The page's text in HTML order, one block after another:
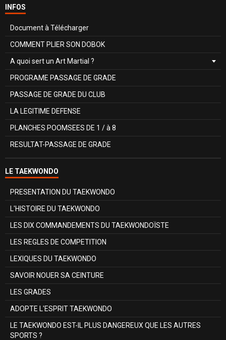
INFOS
Document à Télécharger
COMMENT PLIER SON DOBOK
A quoi sert un Art Martial ?
PROGRAME PASSAGE DE GRADE
PASSAGE DE GRADE DU CLUB
LA LEGITIME DEFENSE
PLANCHES POOMSEES DE 1 / à 8
RESULTAT-PASSAGE DE GRADE
LE TAEKWONDO
PRESENTATION DU TAEKWONDO
L'HISTOIRE DU TAEKWONDO
LES DIX COMMANDEMENTS DU TAEKWONDOÏSTE
LES REGLES DE COMPETITION
LEXIQUES DU TAEKWONDO
SAVOIR NOUER SA CEINTURE
LES GRADES
ADOPTE L'ESPRIT TAEKWONDO
LE TAEKWONDO EST-IL PLUS DANGEREUX QUE LES AUTRES
SPORTS ?